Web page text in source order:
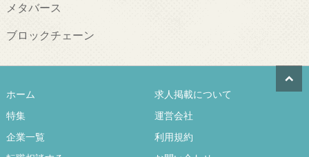
メタバース
ブロックチェーン
ホーム
特集
企業一覧
求人掲載について
運営会社
利用規約